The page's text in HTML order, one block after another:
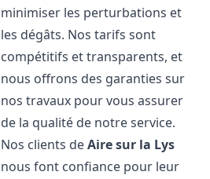
minimiser les perturbations et
les dégâts. Nos tarifs sont
compétitifs et transparents, et
nous offrons des garanties sur
nos travaux pour vous assurer
de la qualité de notre service.
Nos clients deAire sur la Lys
nous font confiance pour leur